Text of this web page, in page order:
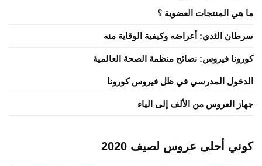
ما هي المنتجات العضوية ؟
سرطان الثدي: أعراضه وكيفية الوقاية منه
كورونا فيروس: نصائح منظمة الصحة العالمية
الدخول المدرسي في ظل فيروس كورونا
جهاز العروس من الألف إلى الياء
كوني أحلى عروس لصيف 2020